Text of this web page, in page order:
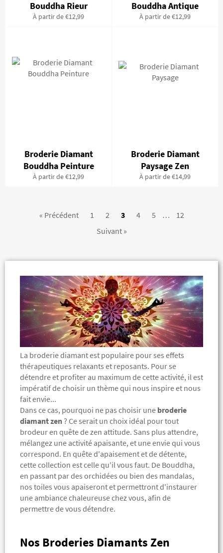
Bouddha Rieur
À partir de €12,99
Bouddha Antique
À partir de €12,99
Broderie Diamant
Bouddha Peinture
À partir de €12,99
Broderie Diamant
Paysage Zen
À partir de €14,99
« Précédent 1 2 3 4 5 …
12
Suivant »
La broderie diamant est populaire pour ses effets
thérapeutiques relaxants et reposants. Pour se
détendre et profiter au maximum de cette activité, il est
impératif de choisir un thème qui nous inspire et nous
fait envie...
Dans ce cas, pourquoi ne pas choisir une broderie
diamant zen ? Ce serait un choix idéal pour tout
brodeur en quête de zen attitude. Sans plus attendre,
mélangez une activité apaisante, et une envie qui vous
correspond. En quête d'apaisement et de détente,
cette collection est celle qu'il vous faut. De Bouddha,
en passant par des orchidées ou bien des mandalas,
nos toiles vous apaiseront et permettront d'instaurer
une ambiance chaleureuse chez vous, afin de
permettre de vous détendre.
Nos Broderies Diamants Zen